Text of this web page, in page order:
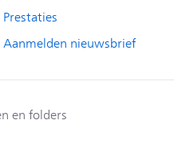
Prestaties
Aanmelden nieuwsbrief
en folders